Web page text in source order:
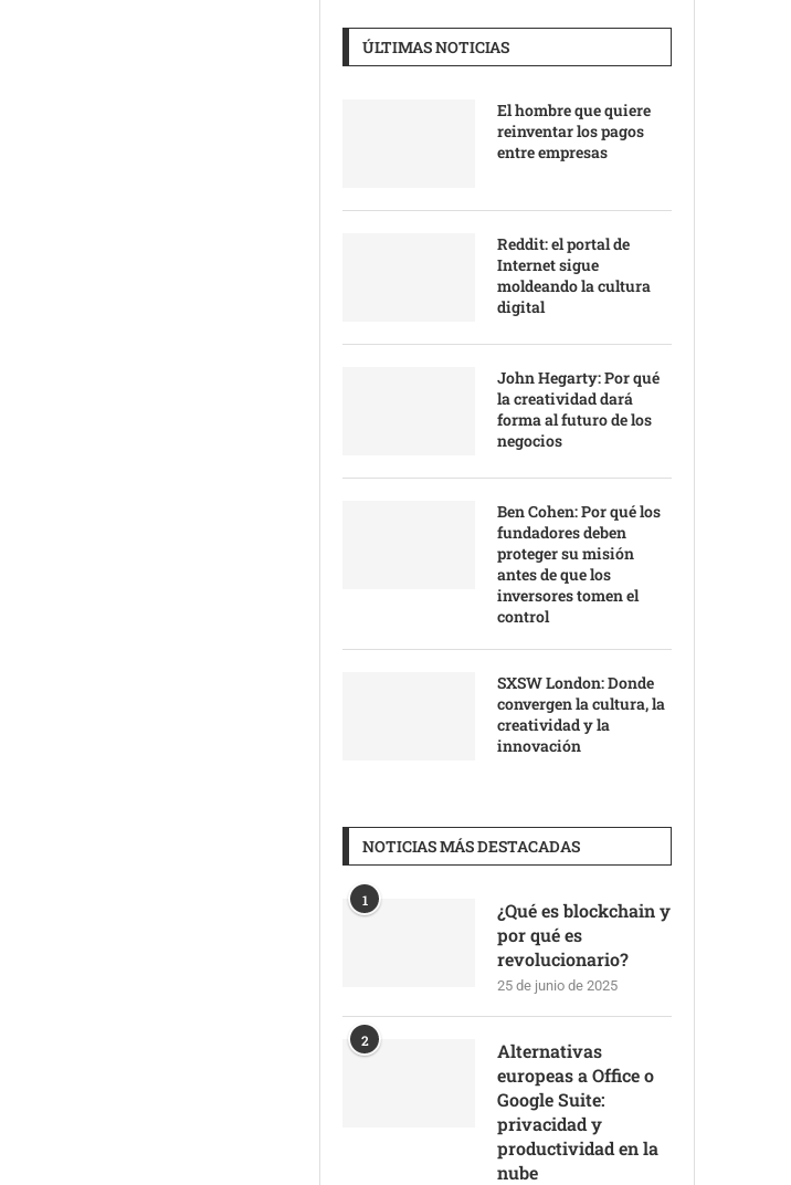
ÚLTIMAS NOTICIAS
El hombre que quiere
reinventar los pagos
entre empresas
Reddit: el portal de
Internet sigue
moldeando la cultura
digital
John Hegarty: Por qué
la creatividad dará
forma al futuro de los
negocios
Ben Cohen: Por qué los
fundadores deben
proteger su misión
antes de que los
inversores tomen el
control
SXSW London: Donde
convergen la cultura, la
creatividad y la
innovación
NOTICIAS MÁS DESTACADAS
1
¿Qué es blockchain y
por qué es
revolucionario?
25 de junio de 2025
2
Alternativas
europeas a Office o
Google Suite:
privacidad y
productividad en la
nube